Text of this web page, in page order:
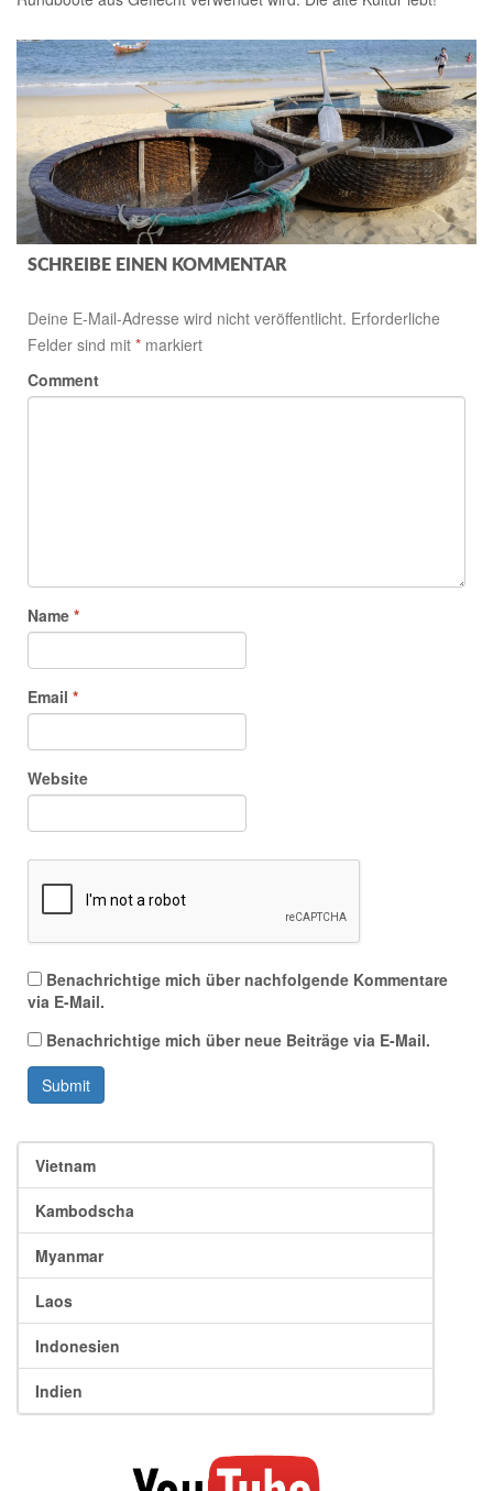
SCHREIBE EINEN KOMMENTAR
Deine E-Mail-Adresse wird nicht veröffentlicht. Erforderliche
Felder sind mit * markiert
Comment
Name *
Email *
Website
Benachrichtige mich über nachfolgende Kommentare
via E-Mail.
Benachrichtige mich über neue Beiträge via E-Mail.
Submit
Vietnam
Kambodscha
Myanmar
Laos
Indonesien
Indien